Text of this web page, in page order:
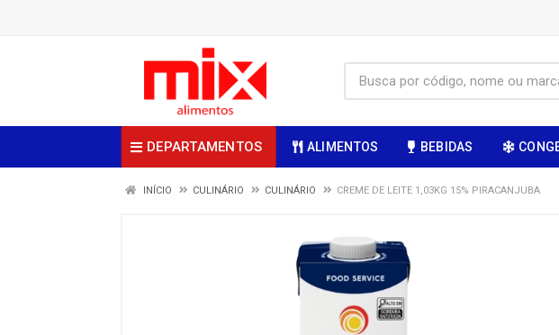
DEPARTAMENTOS ALIMENTOS BEBIDAS
INÍCIO CULINÁRIO CULINÁRIO CREME DE LEITE 1,03KG 15% PIRACANJUBA